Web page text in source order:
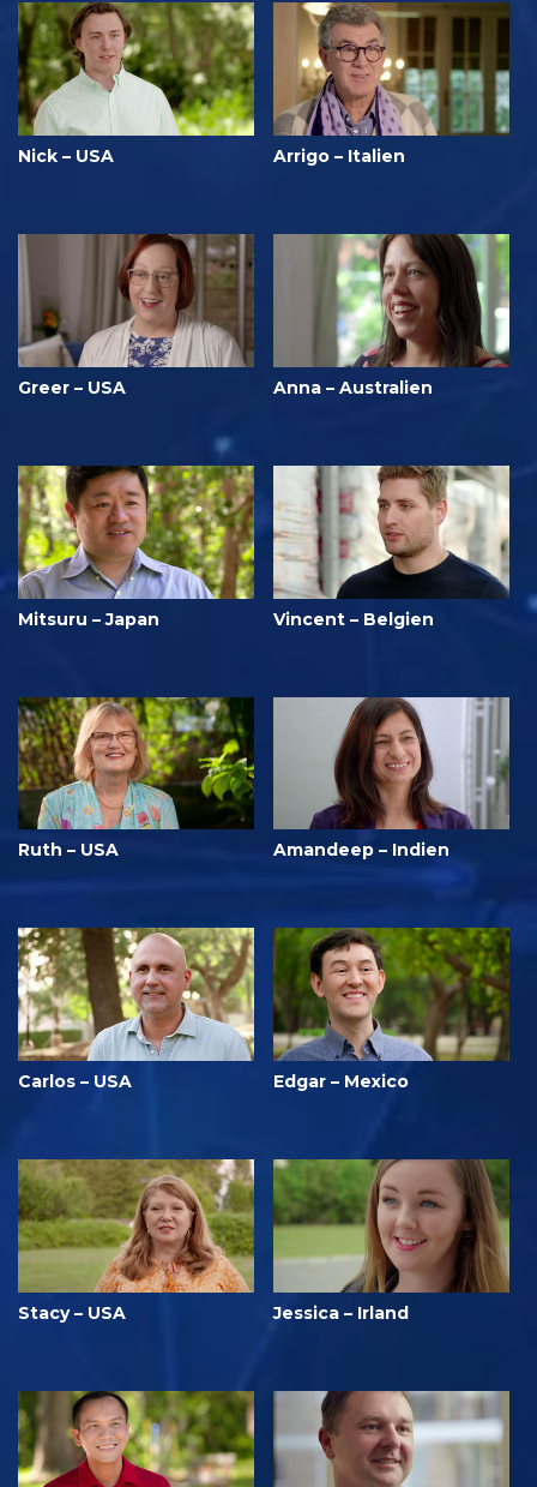
Nick – USA Arrigo – Italien
Greer – USA Anna – Australien
Mitsuru – Japan Vincent – Belgien
Ruth – USA Amandeep – Indien
Carlos – USA Edgar – Mexico
Stacy – USA Jessica – Irland